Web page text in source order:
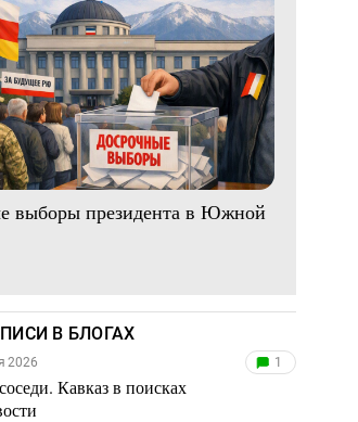
выборы президента в Южной
В БЛОГАХ
2026
Кавказ в поисках
1